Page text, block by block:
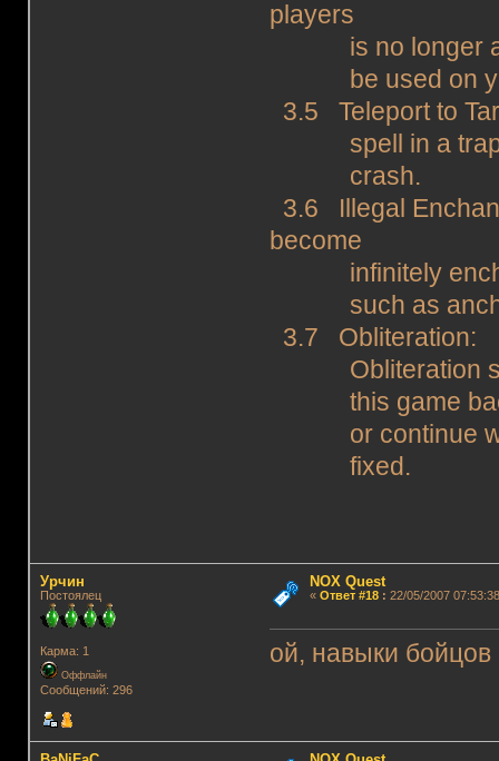
players
is no longer
be used on
3.5 Teleport to
spell in a trap.
crash.
3.6 Illegal
become
infinitely
such as anchor
3.7 Obliteration:
Obliteration
this game back
or continue
fixed.
Урчин
Постоялец
Карма: 1
Оффлайн
Сообщений: 296
NOX Quest
« Ответ #18: 22/05/2007
ой, навыки